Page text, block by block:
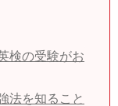
検の受験がお
法を知ること